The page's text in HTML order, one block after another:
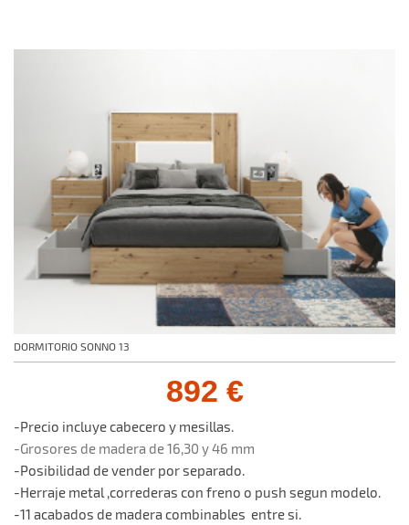
DORMITORIO SONNO 13
892 €
-Precio incluye cabecero y mesillas.
-Grosores de madera de 16,30 y 46 mm
-Posibilidad de vender por separado.
-Herraje metal ,correderas con freno o push segun modelo.
-11 acabados de madera combinables entre si.